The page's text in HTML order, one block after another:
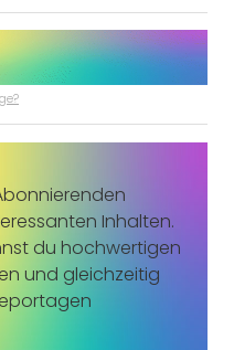
Inhalten.
du hochwertigen
und gleichzeitig